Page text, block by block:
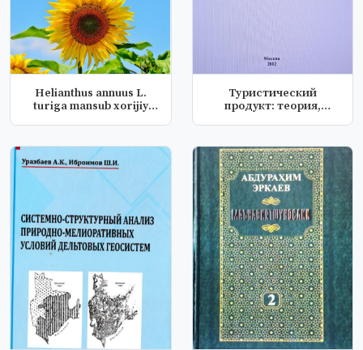
Helianthus annuus L.
turiga mansub xorijiy
Туристический
продукт: теория,